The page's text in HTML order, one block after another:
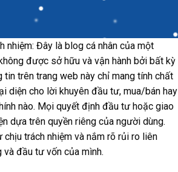
nhiệm: Đây là blog cá nhân của một
được sở hữu và vận hành bởi bất kỳ
tin trên trang web này chỉ mang tính chất
diện cho lời khuyên đầu tư, mua/bán hay
nào. Mọi quyết định đầu tư hoặc giao
dựa trên quyền riêng của người dùng.
trách nhiệm và nắm rõ rủi ro liên
đầu tư vốn của mình.